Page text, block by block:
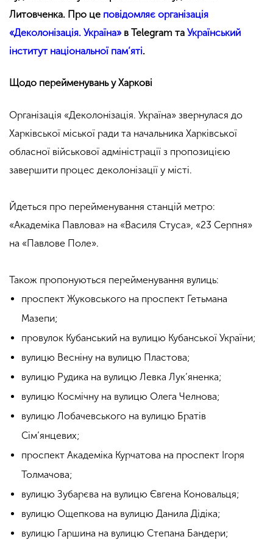
Литовченка. Про це повідомляє організація
«Деколонізація. Україна»в Telegram та Український
інститут національної пам’яті.
Щодо перейменувань у Харкові
Організація «Деколонізація. Україна» звернулася до
Харківської міської ради та начальника Харківської
обласної військової адміністрації з пропозицією
завершити процес деколонізації у місті.
Йдеться про перейменування станцій метро:
«Академіка Павлова» на «Василя Стуса», «23 Серпня»
на «Павлове Поле».
Також пропонуються перейменування вулиць:
проспект Жуковського на проспект Гетьмана
Мазепи;
провулок Кубанський на вулицю Кубанської України;
вулицю Весніну на вулицю Пластова;
вулицю Рудика на вулицю Левка Лук’яненка;
вулицю Космічну на вулицю Олега Челнова;
вулицю Лобачевського на вулицю Братів
Сім’янцевих;
проспект Академіка Курчатова на проспект Ігоря
Толмачова;
вулицю Зубарєва на вулицю Євгена Коновальця;
вулицю Ощепкова на вулицю Данила Дідіка;
вулицю Гаршина на вулицю Степана Бандери;